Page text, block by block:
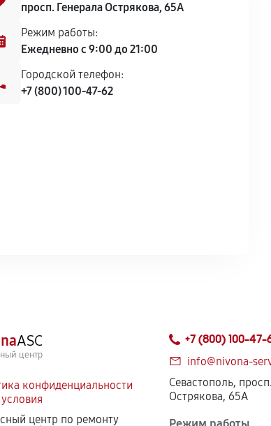
просп. Генерала Острякова, 65А
Режим работы:
Ежедневно с 9:00 до 21:00
Городской телефон:
+7 (800) 100-47-62
ASC
центр
конфиденциальности
центр по ремонту
+7 (800) 100-47-
info@nivona-
Севастополь,
Острякова, 65А